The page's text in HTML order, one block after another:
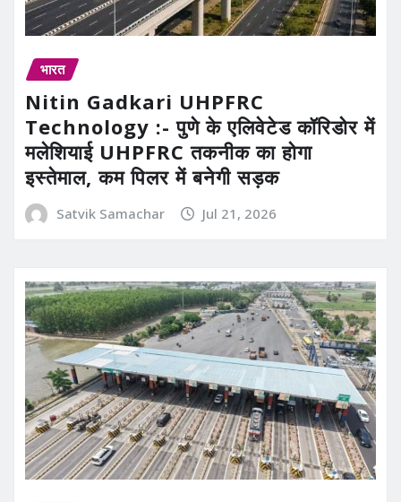
भारत
Nitin Gadkari UHPFRC
Technology :- पुणे के एलिवेटेड कॉरिडोर में
मलेशियाई UHPFRC तकनीक का होगा
इस्तेमाल, कम पिलर में बनेगी सड़क
Satvik Samachar Jul 21, 2026